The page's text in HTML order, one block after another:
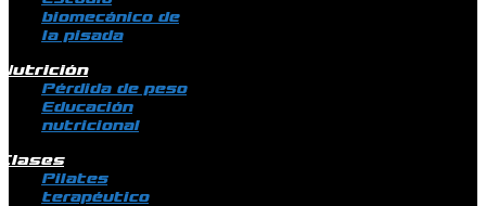
biomecánico de
la pisada
Pérdida de peso
Educación
nutricional
Pilates
terapéutico